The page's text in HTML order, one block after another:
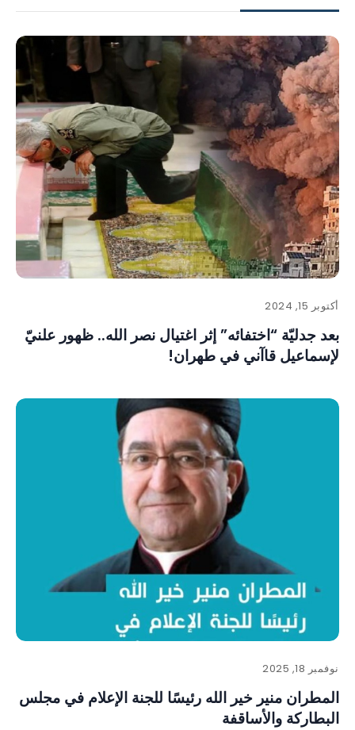
أكتوبر 15, 2024
بعد جدليّة “اختفائه” إثر اغتيال نصر الله.. ظهور علنيّ
لإسماعيل قاآني في طهران!
نوفمبر 18, 2025
المطران منير خير الله رئيسًا للجنة الإعلام في مجلس
البطاركة والأساقفة